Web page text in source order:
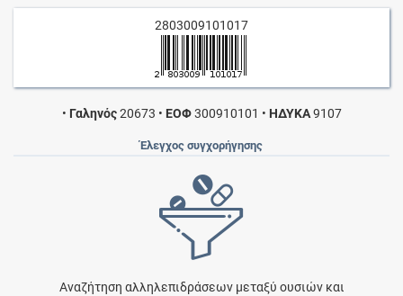
2803009101017
• Γαληνός20673 • ΕΟΦ300910101 • ΗΔΥΚΑ9107
Έλεγχος συγχορήγησης
Αναζήτηση αλληλεπιδράσεων μεταξύ ουσιών και